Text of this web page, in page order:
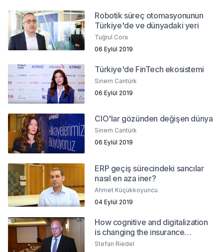
Robotik süreç otomasyonunun
Türkiye'de ve dünyadaki yeri
Tuğrul Cora
06 Eylül 2019
Türkiye'de FinTech ekosistemi
Sinem Cantürk
06 Eylül 2019
CIO'lar gözünden değişen dünya
Sinem Cantürk
06 Eylül 2019
ERP geçiş sürecindeki sancılar
nasıl en aza iner?
Ahmet Küçükkoyuncu
04 Eylül 2019
How cognitive and digitalization
is changing the insurance
industry?
Stefan Riedel